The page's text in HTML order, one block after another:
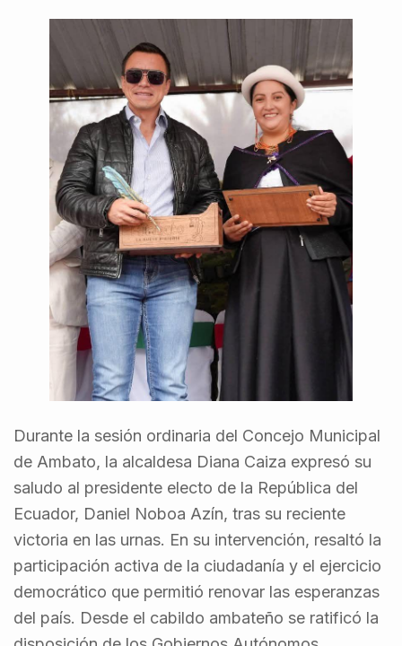
Durante la sesión ordinaria del Concejo Municipal
de Ambato, la alcaldesa Diana Caiza expresó su
saludo al presidente electo de la República del
Ecuador, Daniel Noboa Azín, tras su reciente
victoria en las urnas. En su intervención, resaltó la
participación activa de la ciudadanía y el ejercicio
democrático que permitió renovar las esperanzas
del país. Desde el cabildo ambateño se ratificó la